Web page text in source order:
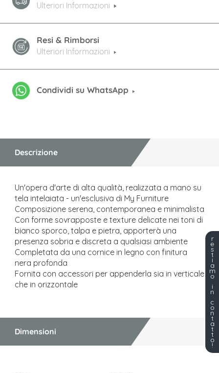
Ulteriori Informazioni
Resi & Rimborsi
Ulteriori Informazioni
Condividi su WhatsApp
Descrizione
Un'opera d'arte di alta qualità, realizzata a mano su
tela intelaiata - un'esclusiva di My Furniture
Composizione serena, contemporanea e minimalista
Con forme sovrapposte e texture delicate nei toni di
bianco sporco, talpa e pietra, apporterà una
presenza sobria e discreta a qualsiasi ambiente
Completata da una cornice in legno con finitura
nera profonda
Fornita con accessori per appenderla sia in verticale
che in orizzontale
Dimensioni
r
e
s
t
i
a
m
o
i
n
c
o
n
t
a
t
t
o
!